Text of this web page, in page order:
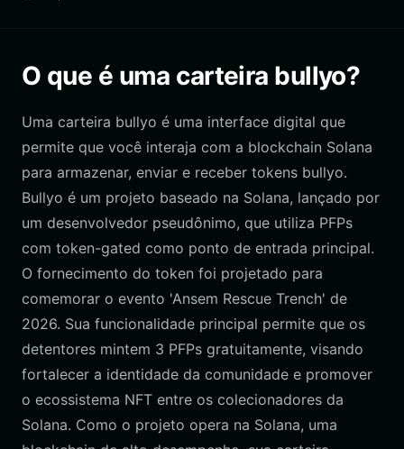
O que é uma carteira bullyo?
Uma carteira bullyo é uma interface digital que
permite que você interaja com a blockchain Solana
para armazenar, enviar e receber tokens bullyo.
Bullyo é um projeto baseado na Solana, lançado por
um desenvolvedor pseudônimo, que utiliza PFPs
com token-gated como ponto de entrada principal.
O fornecimento do token foi projetado para
comemorar o evento 'Ansem Rescue Trench' de
2026. Sua funcionalidade principal permite que os
detentores mintem 3 PFPs gratuitamente, visando
fortalecer a identidade da comunidade e promover
o ecossistema NFT entre os colecionadores da
Solana. Como o projeto opera na Solana, uma